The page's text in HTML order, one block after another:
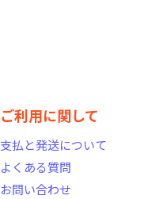
ご利用に関して
支払と発送について
よくある質問
お問い合わせ